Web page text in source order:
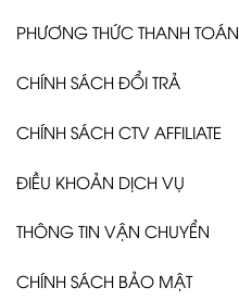
PHƯƠNG THỨC THANH TOÁN
CHÍNH SÁCH ĐỔI TRẢ
CHÍNH SÁCH CTV AFFILIATE
ĐIỀU KHOẢN DỊCH VỤ
THÔNG TIN VẬN CHUYỂN
CHÍNH SÁCH BẢO MẬT